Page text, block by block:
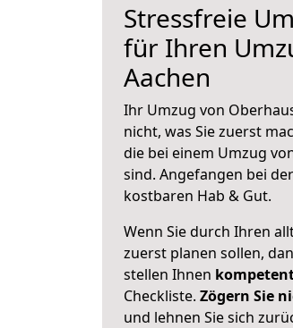
Stressfreie
für Ihren
Aachen
Ihr Umzug von
nicht, was Sie zuerst
die bei einem Umzug
sind. Angefangen bei
kostbaren Hab & Gut.
Wenn Sie durch Ihren
zuerst planen sollen,
stellen Ihnen
Checkliste. Zögern Sie
und lehnen Sie sich